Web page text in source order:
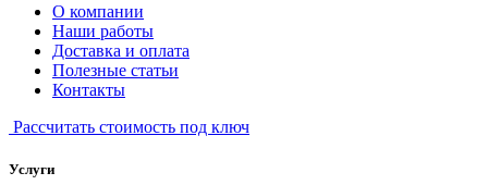
О компании
Наши работы
Доставка и оплата
Полезные статьи
Контакты
Рассчитать стоимость под ключ
Услуги